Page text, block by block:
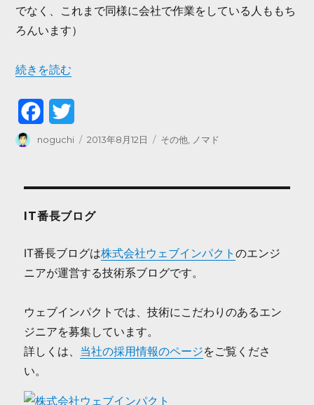
でなく、これまで同様に会社で作業をしている人ももち
ろんいます）
“ノマドワーキング制度を使ってみた” の
続きを読む
a
e
b
o
w
t
t
投
noguchi
投
2013年8月12日
カ
その他 ノマド
IT番長ブログ
IT番長ブログは株式会社ウェブインパクトのエンジ
ニアが運営する技術系ブログです。
ウェブインパクトでは、技術にこだわりのあるエン
ジニアを募集しています。
詳しくは、 当社の採用情報のページをご覧くださ
い。